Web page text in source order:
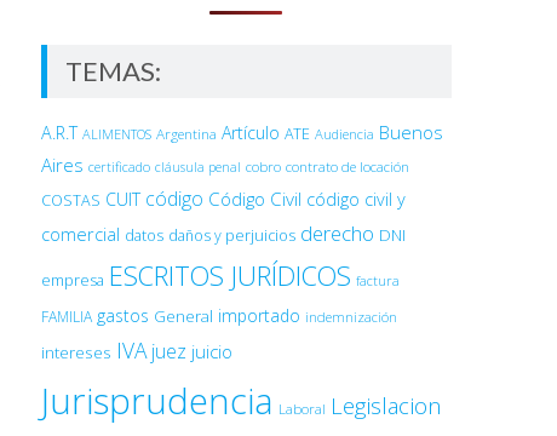
TEMAS:
A.R.T ALIMENTOS Argentina Artículo ATE Audiencia Buenos
Aires certificado cláusula penal cobro contrato de locación
COSTAS CUIT código Código Civil código civil y
comercial datos daños y perjuicios derecho DNI
empresa ESCRITOS JURÍDICOS factura
FAMILIA gastos General importado indemnización
intereses IVA juez juicio
Jurisprudencia Laboral Legislacion